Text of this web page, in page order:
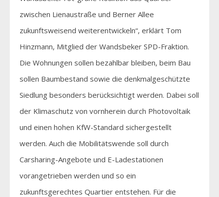
zwischen Lienaustraße und Berner Allee
zukunftsweisend weiterentwickeln“, erklärt Tom
Hinzmann, Mitglied der Wandsbeker SPD-Fraktion.
Die Wohnungen sollen bezahlbar bleiben, beim Bau
sollen Baumbestand sowie die denkmalgeschützte
Siedlung besonders berücksichtigt werden. Dabei soll
der Klimaschutz von vornherein durch Photovoltaik
und einen hohen KfW-Standard sichergestellt
werden. Auch die Mobilitätswende soll durch
Carsharing-Angebote und E-Ladestationen
vorangetrieben werden und so ein
zukunftsgerechtes Quartier entstehen. Für die